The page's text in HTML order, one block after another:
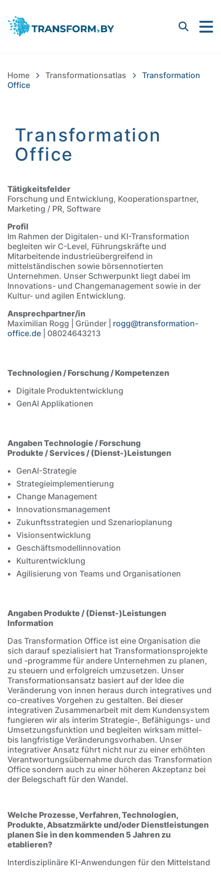
Bayern Innovativ GmbH
Suchen
Home Transformationsatlas
Transformation
Office
Transformation
Office
Einleitung
Tätigkeitsfelder
Forschung und Entwicklung, Kooperationspartner,
Marketing / PR, Software
Profil
Im Rahmen der Digitalen- und KI-Transformation
begleiten wir C-Level, Führungskräfte und
Mitarbeitende industrieübergreifend in
mittelständischen sowie börsennotierten
Unternehmen. Unser Schwerpunkt liegt dabei im
Innovations- und Changemanagement sowie in der
Kultur- und agilen Entwicklung.
Ansprechpartner/in
Maximilian Rogg | Gründer | rogg@transformation-
office.de | 08024643213
Technologien / Forschung / Kompetenzen
Digitale Produktentwicklung
GenAI Applikationen
Angaben Technologie / Forschung
Produkte / Services / (Dienst-)Leistungen
GenAI-Strategie
Strategieimplementierung
Change Management
Innovationsmanagement
Zukunftsstrategien und Szenarioplanung
Visionsentwicklung
Geschäftsmodellinnovation
Kulturentwicklung
Agilisierung von Teams und Organisationen
Angaben Produkte / (Dienst-)Leistungen
Information
Das Transformation Office ist eine Organisation die
sich darauf spezialisiert hat Transformationsprojekte
und -programme für andere Unternehmen zu planen,
zu steuern und erfolgreich umzusetzen. Unser
Transformationsansatz basiert auf der Idee die
Veränderung von innen heraus durch integratives und
co-creatives Vorgehen zu gestalten. Bei dieser
integrativen Zusammenarbeit mit dem Kundensystem
fungieren wir als interim Strategie-, Befähigungs- und
Umsetzungsfunktion und begleiten wirksam mittel-
bis langfristige Veränderungsvorhaben. Unser
integrativer Ansatz führt nicht nur zu einer erhöhten
Verantwortungsübernahme durch das Transformation
Office sondern auch zu einer höheren Akzeptanz bei
der Belegschaft für den Wandel.
Welche Prozesse, Verfahren, Technologien,
Produkte, Absatzmärkte und/oder Dienstleistungen
planen Sie in den kommenden 5 Jahren zu
etablieren?
Interdisziplinäre KI-Anwendungen für den Mittelstand